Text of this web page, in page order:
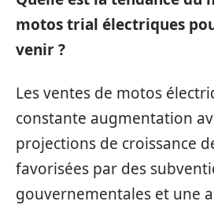
motos trial électriques
venir ?
Les ventes de motos
constante augmentation
projections de croissance
favorisées par des
gouvernementales et une